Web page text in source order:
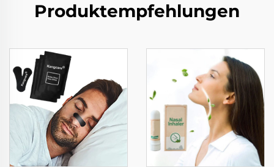
Produktempfehlungen